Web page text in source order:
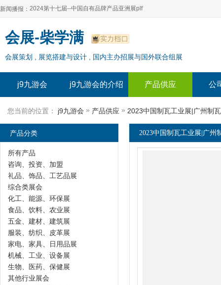
新闻播报：
2024上海自有品牌展--百货展|食品展 零售展|oem展
2024全球自有--品牌产品亚洲展（plf）
2024上海自有品牌展--2024上海oem 贴牌代加工展
2024第十七届--中国自有品牌产品亚洲展plf
2024全球自有--品牌产品亚洲展（plf）
2024年上海--第17届自有品牌展
会展-柴学满
会展策划 , 展览搭建与设计 , 国内主办招展与国外联合组展
j9九游会 j9九游会的介绍 产品供应 公
您当前的位置： j9九游会 » 产品供应 » 2023中国制瓦工业展|广州制
2023中国制瓦工业展|广州
产品分类
所有产品
咨询、投资、加盟
礼品、饰品、工艺品展
综合类展会
化工、能源、环保展
食品、饮料、农业展
五金、建材、建筑展
服装、纺织、皮革展
家电、家具、日用品展
机械、工业、设备展
生物、医药、保健展
其他行业展会